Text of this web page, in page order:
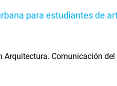
para estudiantes de
Arquitectura. Comunicación del